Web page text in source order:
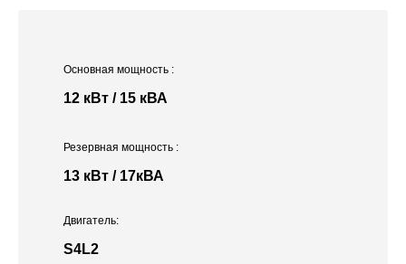
Основная мощность :
12 кВт / 15 кВА
Двигатель:
S4L2
Резервная мощность :
13 кВт / 17кВА